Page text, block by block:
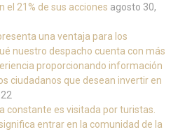
el 21% de sus acciones agosto 30,
una ventaja para los
nuestro despacho cuenta con más
proporcionando información
ciudadanos que desean invertir en
constante es visitada por turistas.
entrar en la comunidad de la